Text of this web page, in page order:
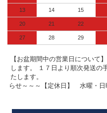
13 14 15
20 21 22
27 28 29
【お盆期間中の営業日につい
します。 １７日より順次発送の
たします。 ～～
らせ～～～【定休日】 水曜・